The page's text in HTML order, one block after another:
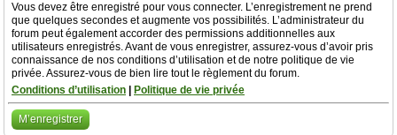
Vous devez être enregistré pour vous connecter. L’enregistrement ne prend
que quelques secondes et augmente vos possibilités. L’administrateur du
forum peut également accorder des permissions additionnelles aux
utilisateurs enregistrés. Avant de vous enregistrer, assurez-vous d’avoir pris
connaissance de nos conditions d’utilisation et de notre politique de vie
privée. Assurez-vous de bien lire tout le règlement du forum.
Conditions d’utilisation
Politique de vie privée
M’enregistrer